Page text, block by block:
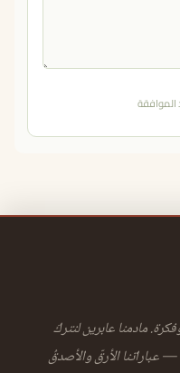
الموافقة
مادمنا عابرين لنتركَ
عباراتنا الأرقّ والأصدقُ